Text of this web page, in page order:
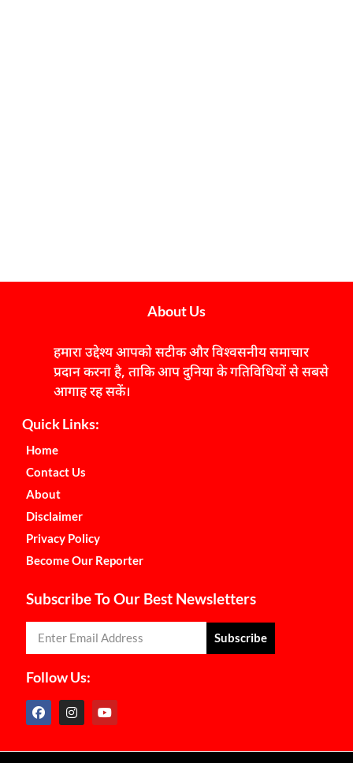
About Us
हमारा उद्देश्य आपको सटीक और विश्वसनीय समाचार
प्रदान करना है, ताकि आप दुनिया के गतिविधियों से सबसे
आगाह रह सकें।
Quick Links:
Home
Contact Us
About
Disclaimer
Privacy Policy
Become Our Reporter
Subscribe To Our Best Newsletters
Subscribe
Follow Us: